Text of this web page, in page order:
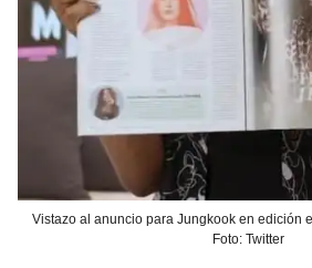
Vistazo al anuncio para Jungkook en edición
Foto: Twitter